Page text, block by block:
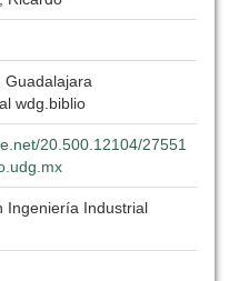
Guadalajara
wdg.biblio
20.500.12104/27551
Ingeniería Industrial